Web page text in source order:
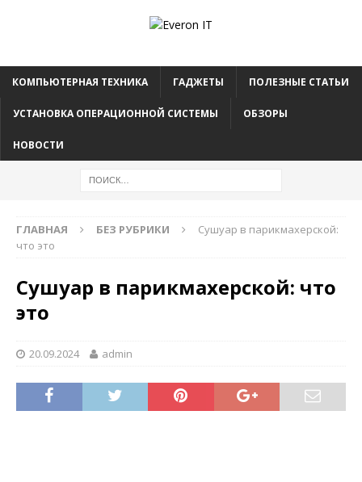
КОМПЬЮТЕРНАЯ ТЕХНИКА ГАДЖЕТЫ ПОЛЕЗНЫЕ СТАТЬИ
УСТАНОВКА ОПЕРАЦИОННОЙ СИСТЕМЫ ОБЗОРЫ
НОВОСТИ
ГЛАВНАЯ БЕЗ РУБРИКИ
Сушуар в парикмахерской:
что это
Сушуар в парикмахерской: что
это
20.09.2024 admin